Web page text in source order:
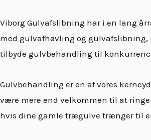
Viborg Gulvafslibning har i en lang
med gulvafhøvling og gulvafslibning,
tilbyde gulvbehandling til
Gulvbehandling er en af vores
være mere end velkommen til at
hvis dine gamle trægulve trænger til